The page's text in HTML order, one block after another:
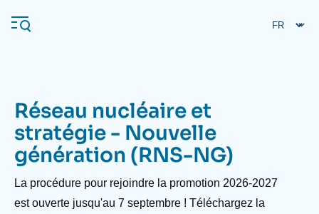
au
contenu
Navigation
principale
L'Ifri
Analyses
Réseau nucléaire et
stratégie - Nouvelle
génération (RNS-NG)
La procédure pour rejoindre la promotion 2026-2027
est ouverte jusqu'au 7 septembre ! Téléchargez la